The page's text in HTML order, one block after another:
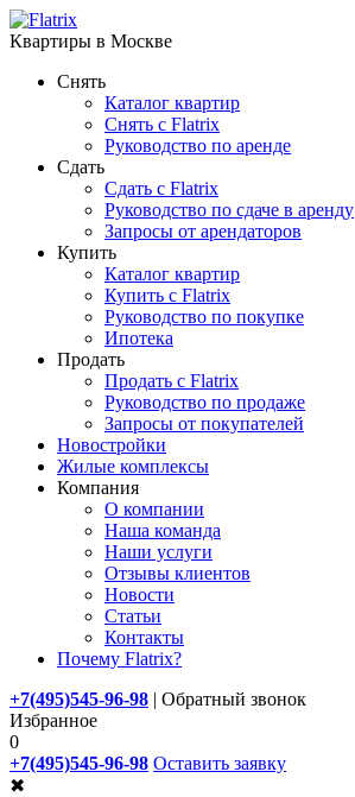
Квартиры в Москве
Снять
Каталог квартир
Снять с Flatrix
Руководство по аренде
Сдать
Сдать с Flatrix
Руководство по сдаче в аренду
Запросы от арендаторов
Купить
Каталог квартир
Купить с Flatrix
Руководство по покупке
Ипотека
Продать
Продать с Flatrix
Руководство по продаже
Запросы от покупателей
Новостройки
Жилые комплексы
Компания
О компании
Наша команда
Наши услуги
Отзывы клиентов
Новости
Статьи
Контакты
Почему Flatrix?
+7(495)545-96-98 | Обратный звонок
Избранное
0
+7(495)545-96-98 Оставить заявку
✖